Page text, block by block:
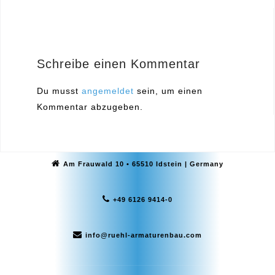
Schreibe einen Kommentar
Du musst angemeldet sein, um einen
Kommentar abzugeben.
Am Frauwald 10 • 65510 Idstein | Germany
+49 6126 9414-0
info@ruehl-armaturenbau.com